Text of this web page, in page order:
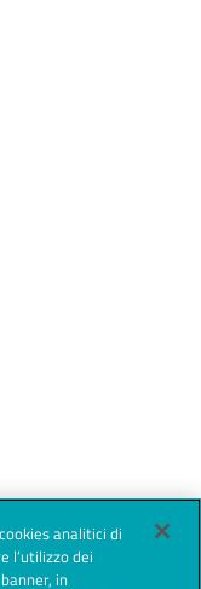
analitici di
l’utilizzo dei
in